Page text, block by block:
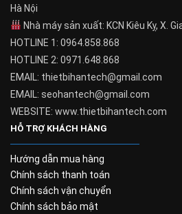
Hà Nội
Nhà máy sản xuất: KCN Kiêu Kỵ, X.
HOTLINE 1: 0964.858.868
HOTLINE 2: 0971.648.868
EMAIL: thietbihantech@gmail.com
EMAIL: seohantech@gmail.com
WEBSITE: www.thietbihantech.com
HỖ TRỢ KHÁCH HÀNG
Hướng dẫn mua hàng
Chính sách thanh toán
Chính sách vận chuyển
Chính sách bảo mật